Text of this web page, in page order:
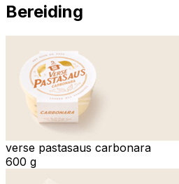
Bereiding
verse pastasaus carbonara
600 g